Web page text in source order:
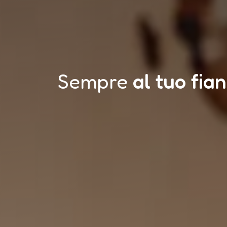
Sempre al tuo